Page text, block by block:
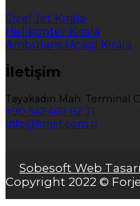
Özel Jet Kirala
Helikopter Kirala
Ambulans Uçağı Kirala
İletişim
Tayakadın Mah. Terminal
+90 542 402 82 71
info@forjet.com.tr
Sobesoft Web
Copyright 2022 ©